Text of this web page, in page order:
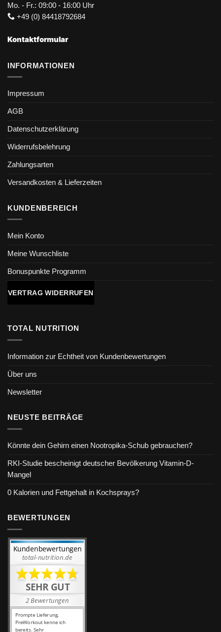
Mo. - Fr.: 09:00 - 16:00 Uhr
+49 (0) 84418792684
Kontaktformular
INFORMATIONEN
Impressum
AGB
Datenschutzerklärung
Widerrufsbelehrung
Zahlungsarten
Versandkosten & Lieferzeiten
KUNDENBEREICH
Mein Konto
Meine Wunschliste
Bonuspunkte Programm
VERTRAG WIDERRUFEN
TOTAL NUTRITION
Information zur Echtheit von Kundenbewertungen
Über uns
Newsletter
NEUSTE BEITRÄGE
Könnte dein Gehirn einen Nootropika-Schub gebrauchen?
RKI-Studie bescheinigt deutscher Bevölkerung Vitamin-D-
Mangel
0 Kalorien und Fettgehalt in Kochsprays?
BEWERTUNGEN